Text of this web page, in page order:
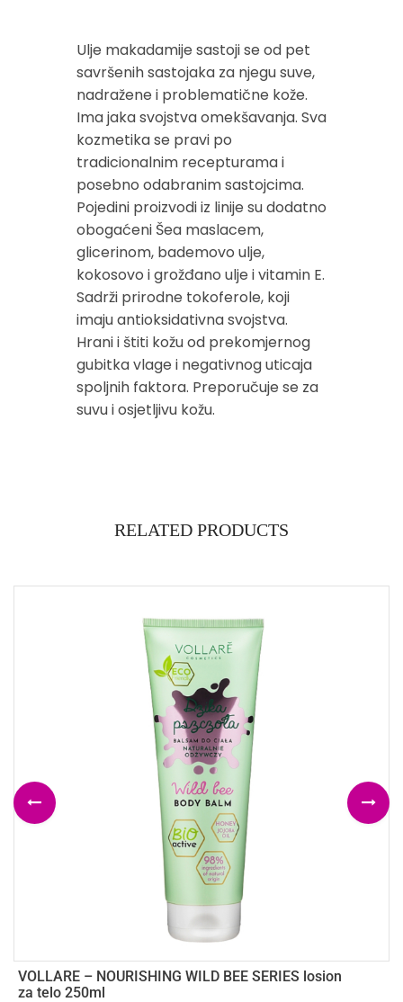
Ulje makadamije sastoji se od pet
savršenih sastojaka za njegu suve,
nadražene i problematične kože.
Ima jaka svojstva omekšavanja. Sva
kozmetika se pravi po
tradicionalnim recepturama i
posebno odabranim sastojcima.
Pojedini proizvodi iz linije su dodatno
obogaćeni Šea maslacem,
glicerinom, bademovo ulje,
kokosovo i grožđano ulje i vitamin E.
Sadrži prirodne tokoferole, koji
imaju antioksidativna svojstva.
Hrani i štiti kožu od prekomjernog
gubitka vlage i negativnog uticaja
spoljnih faktora. Preporučuje se za
suvu i osjetljivu kožu.
RELATED PRODUCTS
VOLLARE – NOURISHING WILD BEE SERIES losion
za telo 250ml